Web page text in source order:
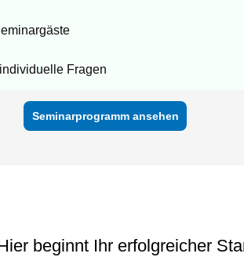
Fragen
Seminarprogramm ansehen
beginnt Ihr erfolgreicher